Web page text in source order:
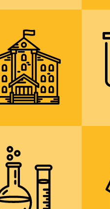
ve Francii,
Německu a
laboratoře
počítačové
učebny